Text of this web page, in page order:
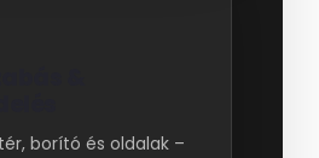
borító és oldalak –